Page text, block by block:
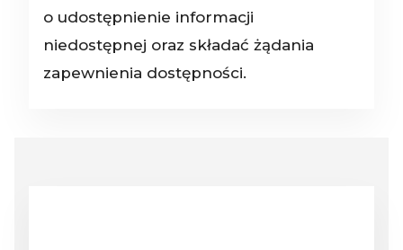
o udostępnienie informacji
niedostępnej oraz składać żądania
zapewnienia dostępności.